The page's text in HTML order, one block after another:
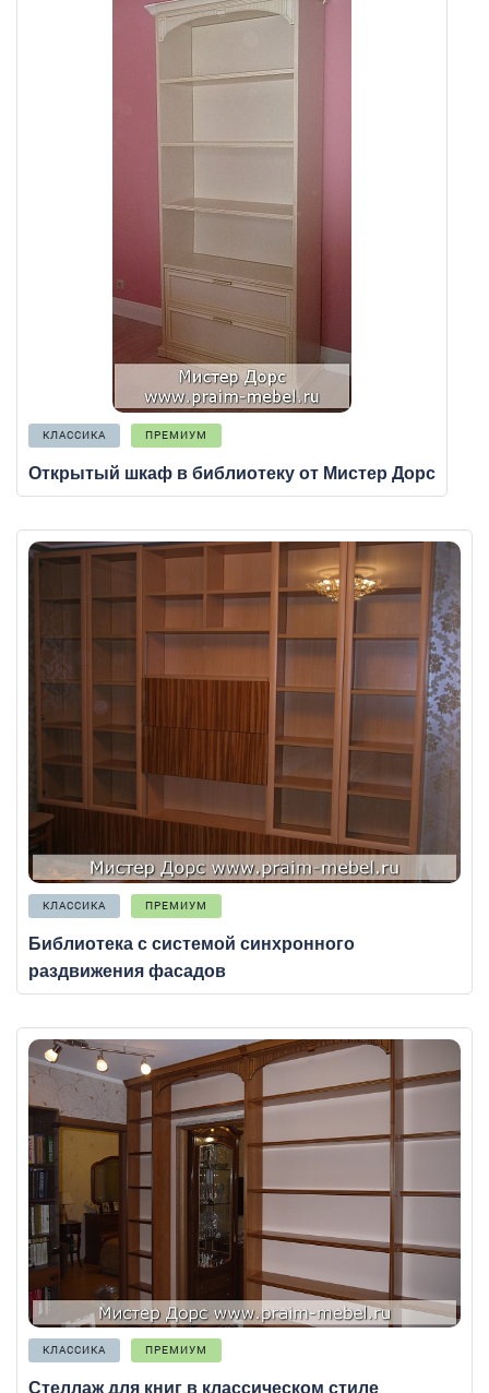
КЛАССИКА ПРЕМИУМ
Открытый шкаф в библиотеку от Мистер Дорс
КЛАССИКА ПРЕМИУМ
Библиотека с системой синхронного
раздвижения фасадов
КЛАССИКА ПРЕМИУМ
Стеллаж для книг в классическом стиле